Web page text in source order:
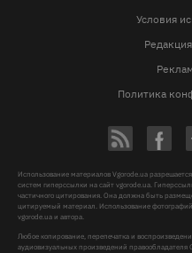
Условия
Политика
Использование материалов Vgorode.ua
систем гиперссылки на сайт vgorode.ua.
частичного цитирования. Она должна быть
цитируемый материал. Использование
vgorode.ua и автора.
Любое копирование, перепечатка и
аудиовизуальных произведений правообладателя